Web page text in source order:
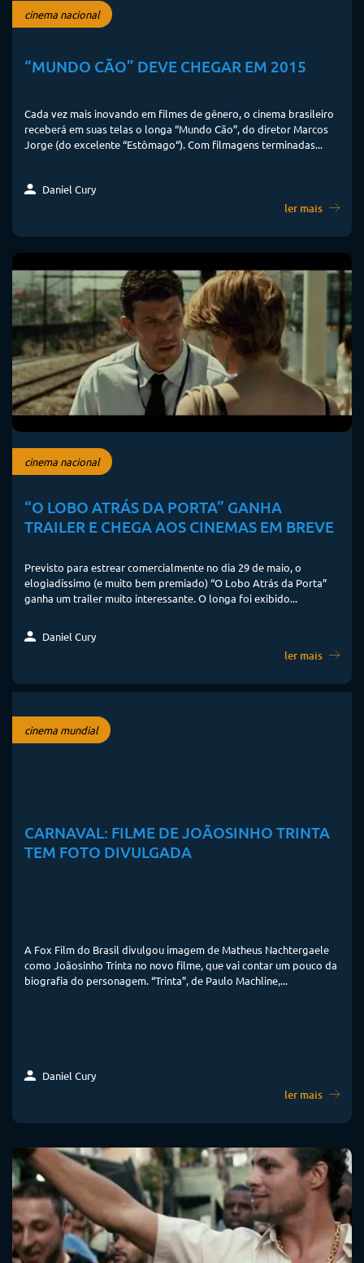
cinema nacional
“MUNDO CÃO” DEVE CHEGAR EM 2015
Cada vez mais inovando em filmes de gênero, o cinema brasileiro
receberá em suas telas o longa “Mundo Cão”, do diretor Marcos
Jorge (do excelente “Estômago“). Com filmagens terminadas...
Daniel Cury
ler mais
cinema nacional
“O LOBO ATRÁS DA PORTA” GANHA
TRAILER E CHEGA AOS CINEMAS EM BREVE
Previsto para estrear comercialmente no dia 29 de maio, o
elogiadíssimo (e muito bem premiado) “O Lobo Atrás da Porta”
ganha um trailer muito interessante. O longa foi exibido...
Daniel Cury
ler mais
cinema mundial
CARNAVAL: FILME DE JOÃOSINHO TRINTA
TEM FOTO DIVULGADA
A Fox Film do Brasil divulgou imagem de Matheus Nachtergaele
como Joãosinho Trinta no novo filme, que vai contar um pouco da
biografia do personagem. “Trinta”, de Paulo Machline,...
Daniel Cury
ler mais